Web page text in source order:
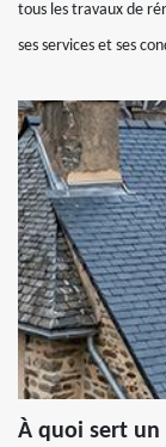
tous les travaux de
ses services et ses
À quoi sert